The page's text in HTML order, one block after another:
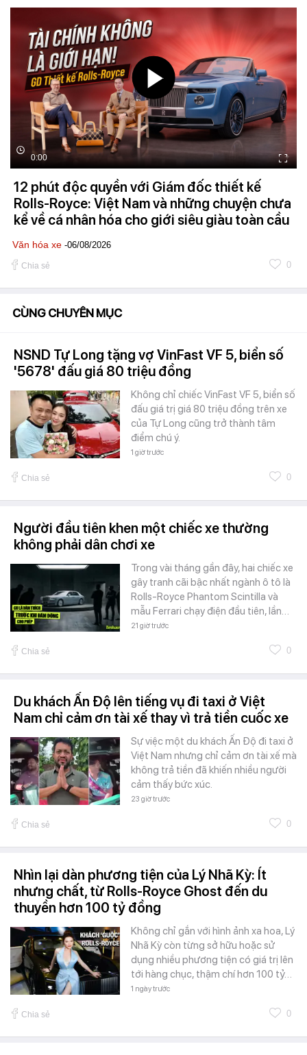
0:00
12 phút độc quyền với Giám đốc thiết kế
Rolls-Royce: Việt Nam và những chuyện chưa
kể về cá nhân hóa cho giới siêu giàu toàn cầu
Văn hóa xe -06/08/2026
Chia sẻ 0
CÙNG CHUYÊN MỤC
NSND Tự Long tặng vợ VinFast VF 5, biển số
'5678' đấu giá 80 triệu đồng
Không chỉ chiếc VinFast VF 5, biển số
đấu giá trị giá 80 triệu đồng trên xe
của Tự Long cũng trở thành tâm
điểm chú ý.
1 giờ trước
Chia sẻ 0
Người đầu tiên khen một chiếc xe thường
không phải dân chơi xe
Trong vài tháng gần đây, hai chiếc xe
gây tranh cãi bậc nhất ngành ô tô là
Rolls-Royce Phantom Scintilla và
mẫu Ferrari chạy điện đầu tiên, lần…
21 giờ trước
Chia sẻ 0
Du khách Ấn Độ lên tiếng vụ đi taxi ở Việt
Nam chỉ cảm ơn tài xế thay vì trả tiền cuốc xe
Sự việc một du khách Ấn Độ đi taxi ở
Việt Nam nhưng chỉ cảm ơn tài xế mà
không trả tiền đã khiến nhiều người
cảm thấy bức xúc.
23 giờ trước
Chia sẻ 0
Nhìn lại dàn phương tiện của Lý Nhã Kỳ: Ít
nhưng chất, từ Rolls-Royce Ghost đến du
thuyền hơn 100 tỷ đồng
Không chỉ gắn với hình ảnh xa hoa, Lý
Nhã Kỳ còn từng sở hữu hoặc sử
dụng nhiều phương tiện có giá trị lên
tới hàng chục, thậm chí hơn 100 tỷ…
1 ngày trước
Chia sẻ 0